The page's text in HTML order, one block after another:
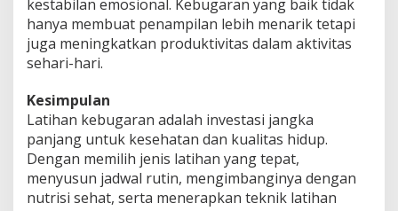
kestabilan emosional. Kebugaran yang baik tidak
hanya membuat penampilan lebih menarik tetapi
juga meningkatkan produktivitas dalam aktivitas
sehari-hari.
Kesimpulan
Latihan kebugaran adalah investasi jangka
panjang untuk kesehatan dan kualitas hidup.
Dengan memilih jenis latihan yang tepat,
menyusun jadwal rutin, mengimbanginya dengan
nutrisi sehat, serta menerapkan teknik latihan